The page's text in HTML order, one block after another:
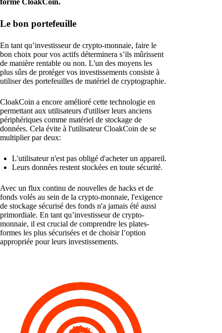
forme CloakCoin.
Le bon portefeuille
En tant qu’investisseur de crypto-monnaie, faire le
bon choix pour vos actifs déterminera s’ils mûrissent
de manière rentable ou non. L'un des moyens les
plus sûrs de protéger vos investissements consiste à
utiliser des portefeuilles de matériel de cryptographie.
CloakCoin a encore amélioré cette technologie en
permettant aux utilisateurs d'utiliser leurs anciens
périphériques comme matériel de stockage de
données. Cela évite à l'utilisateur CloakCoin de se
multiplier par deux:
L'utilisateur n'est pas obligé d'acheter un appareil.
Leurs données restent stockées en toute sécurité.
Avec un flux continu de nouvelles de hacks et de
fonds volés au sein de la crypto-monnaie, l'exigence
de stockage sécurisé des fonds n'a jamais été aussi
primordiale. En tant qu’investisseur de crypto-
monnaie, il est crucial de comprendre les plates-
formes les plus sécurisées et de choisir l’option
appropriée pour leurs investissements.